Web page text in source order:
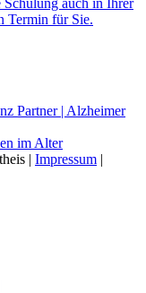
Schulung auch in Ihrer
Termin für Sie.
| Impressum |